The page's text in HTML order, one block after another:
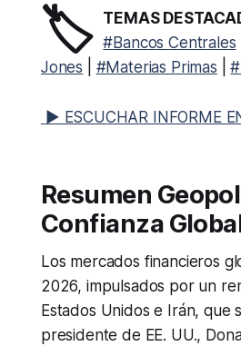
🏷️ TEMAS
#Bancos Centrales
Jones
#Materias Primas |
▶ ESCUCHAR INFORME
Resumen
Confianza
Los mercados financieros
2026, impulsados por un
Estados Unidos e Irán, que
presidente de EE. UU.,